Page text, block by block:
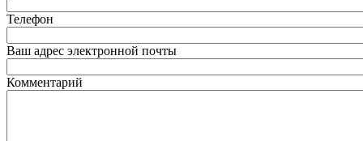
Телефон
Ваш адрес электронной почты
Комментарий